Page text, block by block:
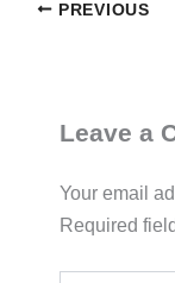
PREVIOUS
Leave a
Your email
Required